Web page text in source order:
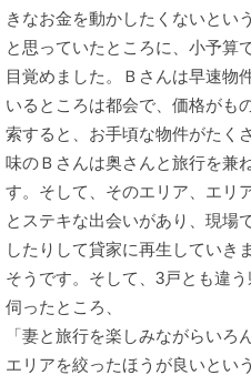
きなお金を動かしたくないとい
と思っていたところに、小予算
目覚めました。Ｂさんは早速物
いるところは都会で、価格がも
索すると、お手頃な物件がたく
味のＢさんは奥さんと旅行を兼
す。そして、そのエリア、エリ
とステキな出会いがあり、現場
したりして貸家に再生していき
そうです。そして、3戸とも違
伺ったところ、
「妻と旅行を楽しみながらいろ
エリアを絞ったほうが良いとい